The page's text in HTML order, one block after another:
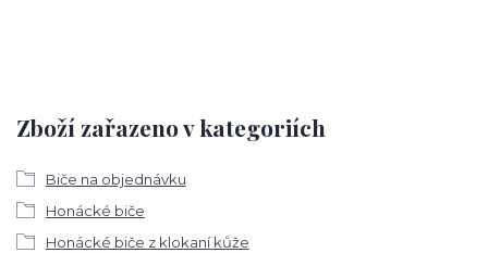
Zboží zařazeno v kategoriích
Biče na objednávku
Honácké biče
Honácké biče z klokaní kůže